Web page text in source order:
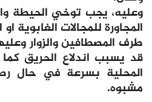
وعليه، يجب توخي الحيطة
المجاورة للمجالات الغابوية
طرف المصطافين والزوار
قد يسبب اندلاع الحريق
المحلية بسرعة في حال
مشبوه.